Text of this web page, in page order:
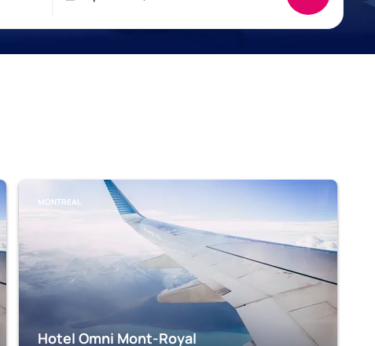
MONTREAL
Hotel Omni Mont-Royal